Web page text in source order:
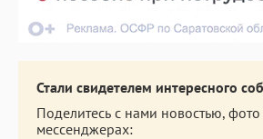
Стали свидетелем интересного
Поделитесь с нами новостью,
мессенджерах: